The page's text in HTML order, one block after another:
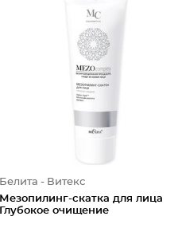
Белита - Витекс
Мезопилинг-скатка для лица
Глубокое очищение